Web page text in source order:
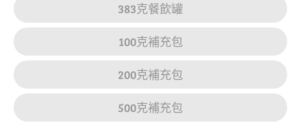
383克餐飲罐
100克補充包
200克補充包
500克補充包